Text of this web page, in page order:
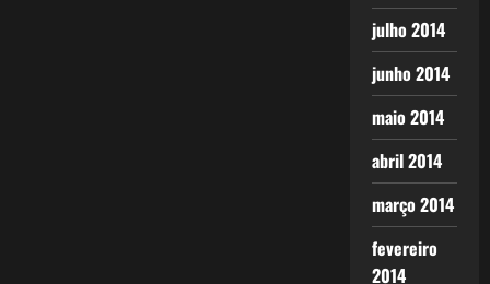
julho 2014
junho 2014
maio 2014
abril 2014
março 2014
fevereiro
2014